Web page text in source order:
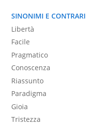
SINONIMI E CONTRARI
Libertà
Facile
Pragmatico
Conoscenza
Riassunto
Paradigma
Gioia
Tristezza